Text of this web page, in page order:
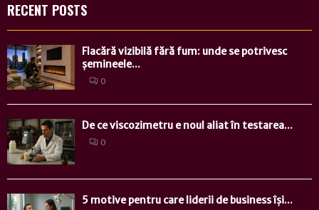
RECENT POSTS
Flacără vizibilă fără fum: unde se potrivesc
șemineele...
0
De ce viscozimetru e noul aliat în testarea...
0
5 motive pentru care liderii de business își...